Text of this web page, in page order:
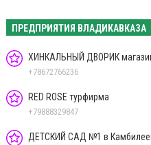
ПРЕДПРИЯТИЯ ВЛАДИКАВКАЗА
ХИНКАЛЬНЫЙ ДВОРИК
+78672766236
RED ROSE турфирма
+79888329847
ДЕТСКИЙ САД №1 в